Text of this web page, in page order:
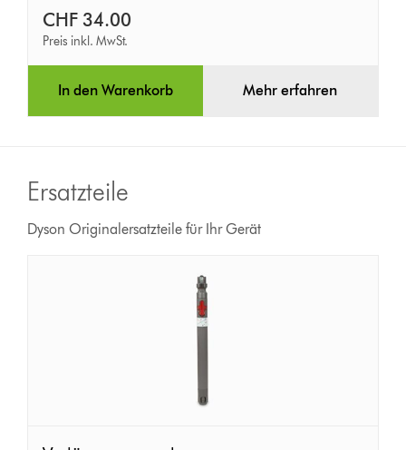
CHF 34.00
Preis inkl. MwSt.
In den Warenkorb Mehr erfahren
Ersatzteile
Dyson Originalersatzteile für Ihr Gerät